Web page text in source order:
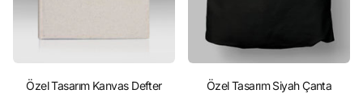
Özel Tasarım Kanvas Defter Özel Tasarım Siyah Çanta